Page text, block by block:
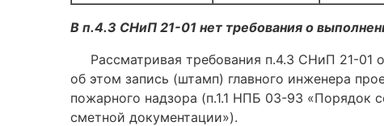
В п.4.3 СНиП 21-01 нет требования о
Рассматривая требования п.4.3 СНиП 21-01
об этом запись (штамп) главного инженера
пожарного надзора (п.1.1 НПБ 03-93 «Порядок
сметной документации»).